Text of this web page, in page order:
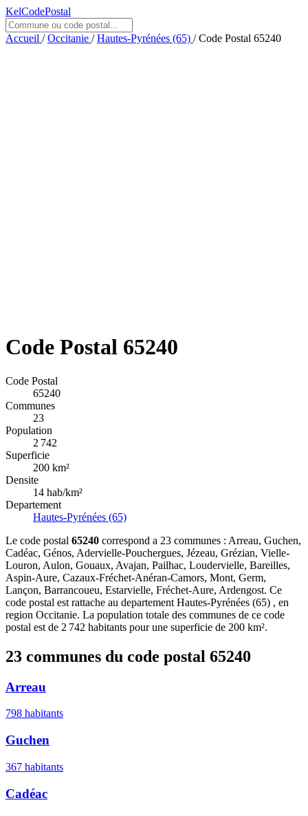
KelCodePostal
Accueil / Occitanie / Hautes-Pyrénées (65) / Code Postal 65240
Code Postal 65240
Code Postal
65240
Communes
23
Population
2 742
Superficie
200 km²
Densite
14 hab/km²
Departement
Hautes-Pyrénées (65)
Le code postal 65240 correspond a 23 communes : Arreau, Guchen,
Cadéac, Génos, Adervielle-Pouchergues, Jézeau, Grézian, Vielle-
Louron, Aulon, Gouaux, Avajan, Pailhac, Loudervielle, Bareilles,
Aspin-Aure, Cazaux-Fréchet-Anéran-Camors, Mont, Germ,
Lançon, Barrancoueu, Estarvielle, Fréchet-Aure, Ardengost. Ce
code postal est rattache au departement Hautes-Pyrénées (65) , en
region Occitanie. La population totale des communes de ce code
postal est de 2 742 habitants pour une superficie de 200 km².
23 communes du code postal 65240
Arreau
798 habitants
Guchen
367 habitants
Cadéac